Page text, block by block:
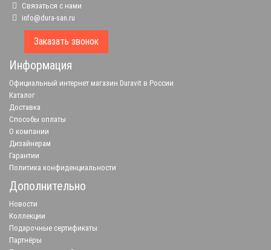
Связаться с нами
info@dura-san.ru
Заказать звонок
Информация
Официальный интернет магазин Duravit в России
Каталог
Доставка
Способы оплаты
О компании
Дизайнерам
Гарантии
Политика конфиденциальности
Дополнительно
Новости
Коллекции
Подарочные сертификаты
Партнёры